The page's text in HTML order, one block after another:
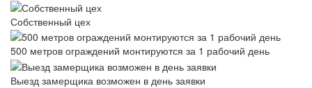
Собственный цех
500 метров ограждений монтируются за 1 рабочий день
Выезд замерщика возможен в день заявки